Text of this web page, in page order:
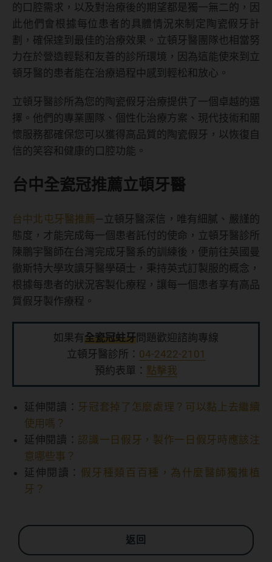
的口腔需求，以及對治療後的期望都是獨一無二的，因
此他們會根據每位患者的具體情況來制定陶瓷假牙計
劃，確保達到最佳的治療效果。立頓牙醫團隊也相當努
力在於營造輕鬆和友善的診所環境，因為這能使來到立
頓牙醫的患者能在治療過程中感到輕松和放心。
立頓牙醫診所為您的陶瓷假牙治療提供了一個卓越的選
擇。他們的專業團隊、個性化治療方案、現代技術和關
懷服務都確保您可以獲得高品質的陶瓷假牙，以恢復自
信的笑容和健康的口腔功能。
台中全瓷冠推薦立頓牙醫
台中北屯牙醫推薦—立頓牙醫深信，唯有細膩、嚴謹的
態度，才能完成每一個患者託付的使命，立頓牙醫診所
陳鵬宇醫師在台灣完成牙醫系的訓練後，便前往英國曼
徹斯特大學攻讀牙醫學碩士，秉持英式訂製服的概念，
根據每患者的狀況客製化療程，讓每一個患者享有高品
質假牙製作療程。
如果有全瓷冠蛀牙問題歡迎諮詢專線
立頓牙醫診所： 04-2422-2101
預約表單： 點擊我
延伸閱讀： 牙冠套掉了怎麼處理？可以黏上去繼續
使用嗎？
延伸閱讀： 認識一日假牙，製作一日假牙時應該注
意哪些事？
延伸閱讀： 假牙種類百百種，為什麼醫師獨推植
牙？
返回